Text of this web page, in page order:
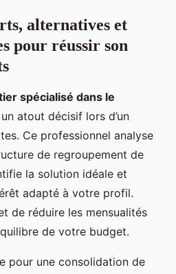
alternatives et
pour réussir son
spécialisé dans le
atout décisif lors d’un
Ce professionnel analyse
de regroupement de
la solution idéale et
adapté à votre profil.
de réduire les mensualités
de votre budget.
pour une consolidation de